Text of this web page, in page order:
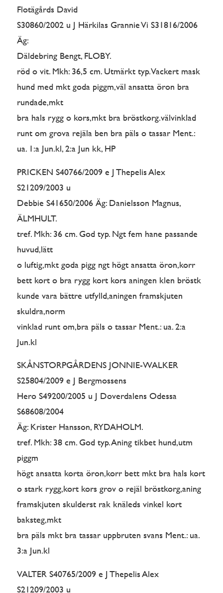
Flotägårds David
S30860/2002 u J Härkilas Grannie Vi S31816/2006
Äg:
Däldebring Bengt, FLOBY.
röd o vit. Mkh: 36,5 cm. Utmärkt typ. Vackert mask
hund med mkt goda piggm,väl ansatta öron bra
rundade,mkt
bra hals rygg o kors,mkt bra bröstkorg.välvinklad
runt om grova rejäla ben bra päls o tassar Ment.:
ua. 1:a Jun.kl, 2:a Jun kk, HP
PRICKEN S40766/2009 e J Thepelis Alex
S21209/2003 u
Debbie S41650/2006 Äg: Danielsson Magnus,
ÄLMHULT.
tref. Mkh: 36 cm. God typ. Ngt fem hane passande
huvud,lätt
o luftig,mkt goda pigg ngt högt ansatta öron,korr
bett kort o bra rygg kort kors aningen klen bröstk
kunde vara bättre utfylld,aningen framskjuten
skuldra,norm
vinklad runt om,bra päls o tassar Ment.: ua. 2:a
Jun.kl
SKÅNSTORPGÅRDENS JONNIE-WALKER
S25804/2009 e J Bergmossens
Hero S49200/2005 u J Doverdalens Odessa
S68608/2004
Äg: Krister Hansson, RYDAHOLM.
tref. Mkh: 38 cm. God typ. Aning tikbet hund,utm
piggm
högt ansatta korta öron,korr bett mkt bra hals kort
o stark rygg,kort kors grov o rejäl bröstkorg,aning
framskjuten skulderst rak knäleds vinkel kort
baksteg,mkt
bra päls mkt bra tassar uppbruten svans Ment.: ua.
3:a Jun.kl
VALTER S40765/2009 e J Thepelis Alex
S21209/2003 u